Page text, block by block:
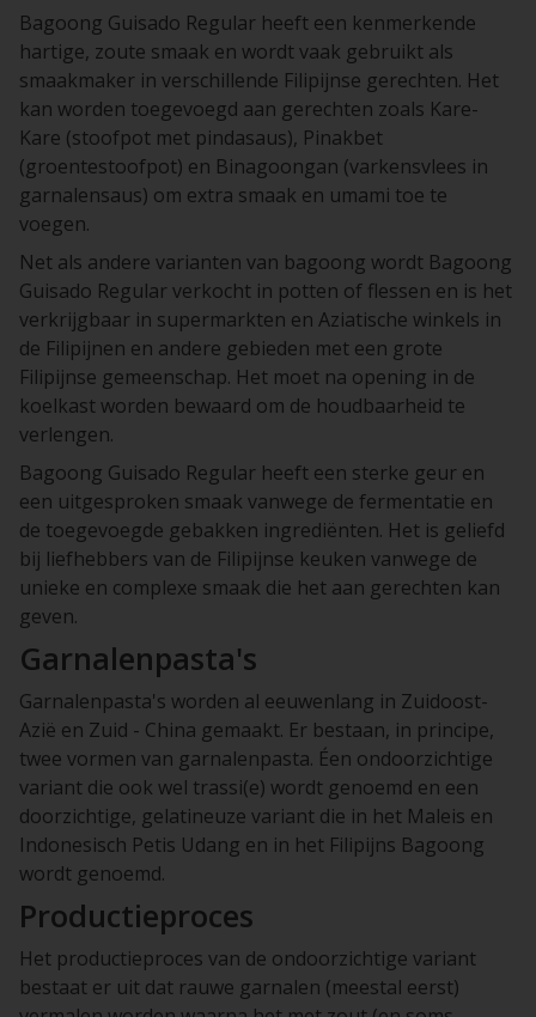
Bagoong Guisado Regular heeft een kenmerkende
hartige, zoute smaak en wordt vaak gebruikt als
smaakmaker in verschillende Filipijnse gerechten. Het
kan worden toegevoegd aan gerechten zoals Kare-
Kare (stoofpot met pindasaus), Pinakbet
(groentestoofpot) en Binagoongan (varkensvlees in
garnalensaus) om extra smaak en umami toe te
voegen.
Net als andere varianten van bagoong wordt Bagoong
Guisado Regular verkocht in potten of flessen en is het
verkrijgbaar in supermarkten en Aziatische winkels in
de Filipijnen en andere gebieden met een grote
Filipijnse gemeenschap. Het moet na opening in de
koelkast worden bewaard om de houdbaarheid te
verlengen.
Bagoong Guisado Regular heeft een sterke geur en
een uitgesproken smaak vanwege de fermentatie en
de toegevoegde gebakken ingrediënten. Het is geliefd
bij liefhebbers van de Filipijnse keuken vanwege de
unieke en complexe smaak die het aan gerechten kan
geven.
Garnalenpasta's
Garnalenpasta's worden al eeuwenlang in Zuidoost-
Azië en Zuid - China gemaakt. Er bestaan, in principe,
twee vormen van garnalenpasta. Éen ondoorzichtige
variant die ook wel trassi(e) wordt genoemd en een
doorzichtige, gelatineuze variant die in het Maleis en
Indonesisch Petis Udang en in het Filipijns Bagoong
wordt genoemd.
Productieproces
Het productieproces van de ondoorzichtige variant
bestaat er uit dat rauwe garnalen (meestal eerst)